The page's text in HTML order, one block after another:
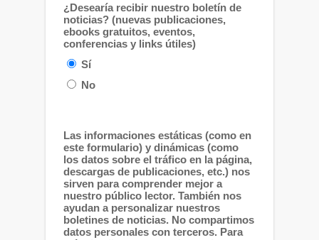
¿Desearía recibir nuestro boletín de
noticias? (nuevas publicaciones,
ebooks gratuitos, eventos,
conferencias y links útiles)
Sí
No
Las informaciones estáticas (como en
este formulario) y dinámicas (como
los datos sobre el tráfico en la página,
descargas de publicaciones, etc.) nos
sirven para comprender mejor a
nuestro público lector. También nos
ayudan a personalizar nuestros
boletines de noticias. No compartimos
datos personales con terceros. Para